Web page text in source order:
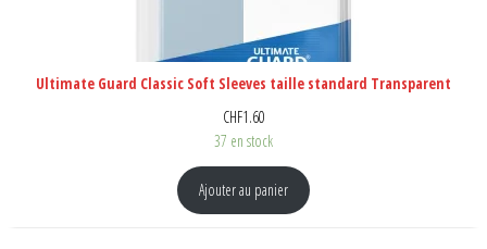
Ultimate Guard Classic Soft Sleeves taille standard Transparent
CHF1.60
37 en stock
Ajouter au panier